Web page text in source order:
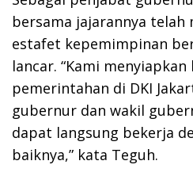
bersama jajarannya telah
estafet kepemimpinan
lancar. “Kami menyiapkan
pemerintahan di DKI
gubernur dan wakil
dapat langsung bekerja
baiknya,” kata Teguh.